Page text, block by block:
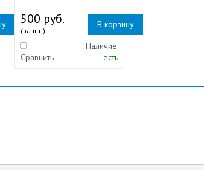
500 руб.
(за шт.)
В корзину
Сравнить
Наличие:
есть